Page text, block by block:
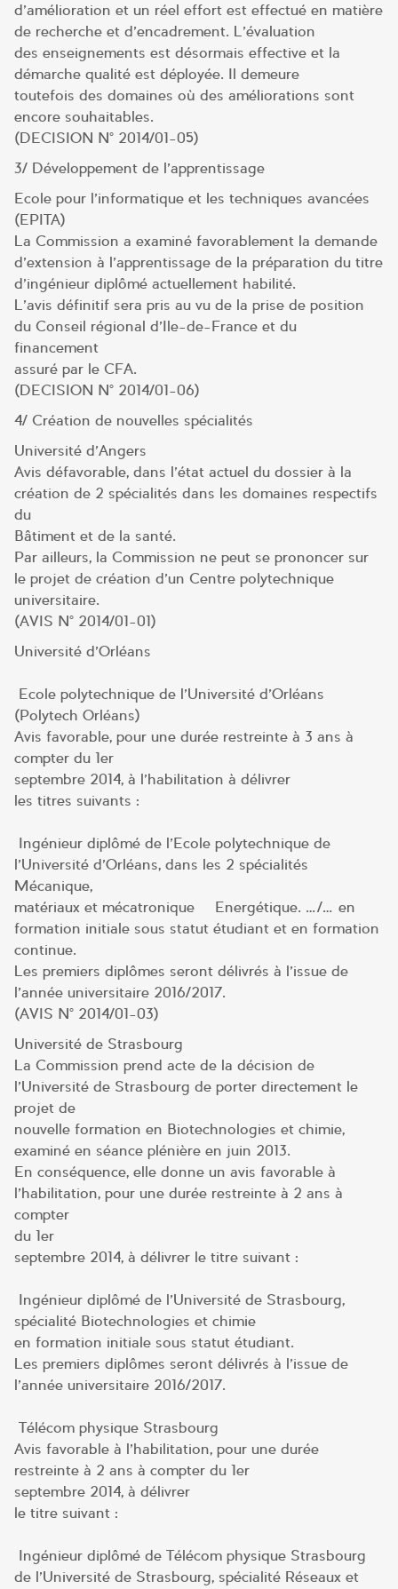
d’amélioration et un réel effort est effectué en matière
de recherche et d’encadrement. L’évaluation
des enseignements est désormais effective et la
démarche qualité est déployée. Il demeure
toutefois des domaines où des améliorations sont
encore souhaitables.
(DECISION N° 2014/01-05)
3/ Développement de l’apprentissage
Ecole pour l’informatique et les techniques avancées
(EPITA)
La Commission a examiné favorablement la demande
d’extension à l’apprentissage de la préparation du titre
d’ingénieur diplômé actuellement habilité.
L’avis définitif sera pris au vu de la prise de position
du Conseil régional d’Ile-de-France et du
financement
assuré par le CFA.
(DECISION N° 2014/01-06)
4/ Création de nouvelles spécialités
Université d’Angers
Avis défavorable, dans l’état actuel du dossier à la
création de 2 spécialités dans les domaines respectifs
du
Bâtiment et de la santé.
Par ailleurs, la Commission ne peut se prononcer sur
le projet de création d’un Centre polytechnique
universitaire.
(AVIS N° 2014/01-01)
Université d’Orléans
Ecole polytechnique de l’Université d’Orléans
(Polytech Orléans)
Avis favorable, pour une durée restreinte à 3 ans à
compter du 1er
septembre 2014, à l’habilitation à délivrer
les titres suivants :
Ingénieur diplômé de l’Ecole polytechnique de
l’Université d’Orléans, dans les 2 spécialités –
Mécanique,
matériaux et mécatronique – Energétique. …/… en
formation initiale sous statut étudiant et en formation
continue.
Les premiers diplômes seront délivrés à l’issue de
l’année universitaire 2016/2017.
(AVIS N° 2014/01-03)
Université de Strasbourg
La Commission prend acte de la décision de
l’Université de Strasbourg de porter directement le
projet de
nouvelle formation en Biotechnologies et chimie,
examiné en séance plénière en juin 2013.
En conséquence, elle donne un avis favorable à
l’habilitation, pour une durée restreinte à 2 ans à
compter
du 1er
septembre 2014, à délivrer le titre suivant :
Ingénieur diplômé de l’Université de Strasbourg,
spécialité Biotechnologies et chimie
en formation initiale sous statut étudiant.
Les premiers diplômes seront délivrés à l’issue de
l’année universitaire 2016/2017.
Télécom physique Strasbourg
Avis favorable à l’habilitation, pour une durée
restreinte à 2 ans à compter du 1er
septembre 2014, à délivrer
le titre suivant :
Ingénieur diplômé de Télécom physique Strasbourg
de l’Université de Strasbourg, spécialité Réseaux et